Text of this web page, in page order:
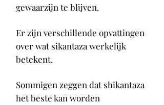
gewaarzijn te blijven.
Er zijn verschillende opvattingen
over wat sikantaza werkelijk
betekent.
Sommigen zeggen dat shikantaza
het beste kan worden